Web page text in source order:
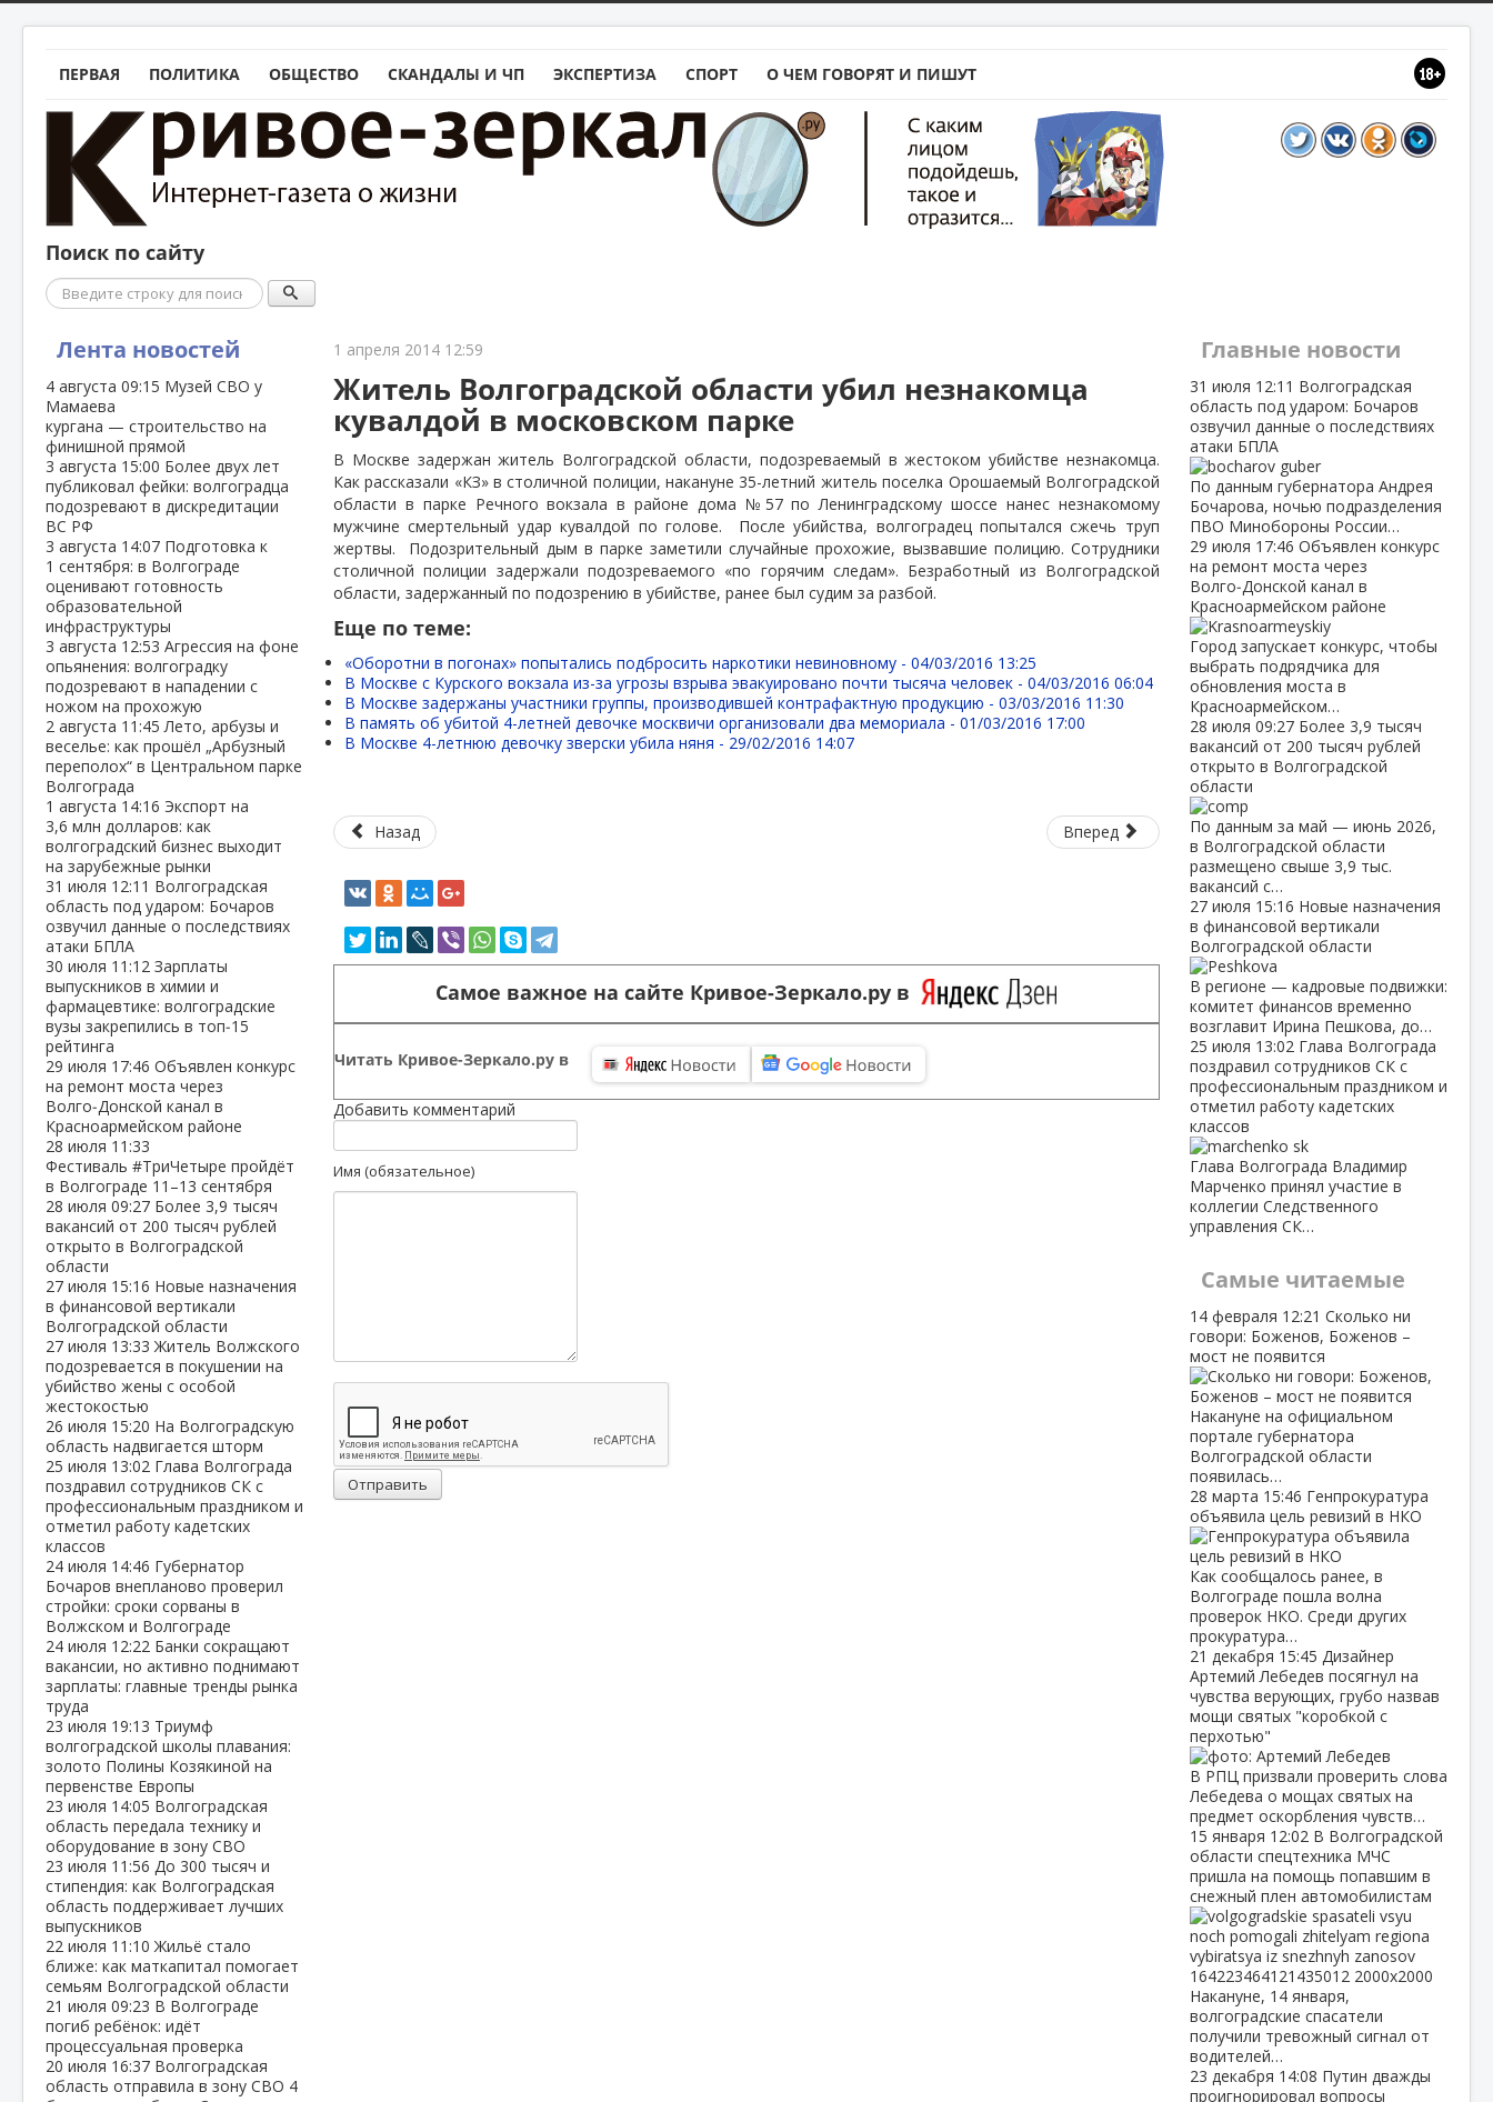
ПЕРВАЯ ПОЛИТИКА ОБЩЕСТВО СКАНДАЛЫ И ЧП ЭКСПЕРТИЗА СПОРТ О ЧЕМ ГОВОРЯТ И ПИШУТ
Поиск по сайту
Поиск
Лента новостей
4 августа 09:15 Музей СВО у
Мамаева
кургана — строительство на
финишной прямой
3 августа 15:00 Более двух лет
публиковал фейки: волгоградца
подозревают в дискредитации
ВС РФ
3 августа 14:07 Подготовка к
1 сентября: в Волгограде
оценивают готовность
образовательной
инфраструктуры
3 августа 12:53 Агрессия на фоне
опьянения: волгоградку
подозревают в нападении с
ножом на прохожую
2 августа 11:45Лето, арбузы и
веселье: как прошёл „Арбузный
переполох“ в Центральном парке
Волгограда
1 августа 14:16 Экспорт на
3,6 млн долларов: как
волгоградский бизнес выходит
на зарубежные рынки
31 июля 12:11 Волгоградская
область под ударом: Бочаров
озвучил данные о последствиях
атаки БПЛА
30 июля 11:12 Зарплаты
выпускников в химии и
фармацевтике: волгоградские
вузы закрепились в топ‑15
рейтинга
29 июля 17:46 Объявлен конкурс
на ремонт моста через
Волго‑Донской канал в
Красноармейском районе
28 июля 11:33
Фестиваль #ТриЧетыре пройдёт
в Волгограде 11–13 сентября
28 июля 09:27 Более 3,9 тысяч
вакансий от 200 тысяч рублей
открыто в Волгоградской
области
27 июля 15:16 Новые назначения
в финансовой вертикали
Волгоградской области
27 июля 13:33Житель Волжского
подозревается в покушении на
убийство жены с особой
жестокостью
26 июля 15:20 На Волгоградскую
область надвигается шторм
25 июля 13:02 Глава Волгограда
поздравил сотрудников СК с
профессиональным праздником и
отметил работу кадетских
классов
24 июля 14:46 Губернатор
Бочаров внепланово проверил
стройки: сроки сорваны в
Волжском и Волгограде
24 июля 12:22 Банки сокращают
вакансии, но активно поднимают
зарплаты: главные тренды рынка
труда
23 июля 19:13 Триумф
волгоградской школы плавания:
золото Полины Козякиной на
первенстве Европы
23 июля 14:05 Волгоградская
область передала технику и
оборудование в зону СВО
23 июля 11:56 До 300 тысяч и
стипендия: как Волгоградская
область поддерживает лучших
выпускников
22 июля 11:10Жильё стало
ближе: как маткапитал помогает
семьям Волгоградской области
21 июля 09:23 В Волгограде
погиб ребёнок: идёт
процессуальная проверка
20 июля 16:37 Волгоградская
область отправила в зону СВО 4
1 апреля 2014 12:59
Житель Волгоградской области убил незнакомца
кувалдой в московском парке
В Москве задержан житель Волгоградской области, подозреваемый в жестоком убийстве незнакомца.
Как рассказали «КЗ» в столичной полиции, накануне 35-летний житель поселка Орошаемый Волгоградской
области в парке Речного вокзала в районе дома №57 по Ленинградскому шоссе нанес незнакомому
мужчине смертельный удар кувалдой по голове.
После убийства, волгоградец попытался сжечь труп
жертвы.
Подозрительный дым в парке заметили случайные прохожие, вызвавшие полицию. Сотрудники
столичной полиции задержали подозреваемого «по горячим следам». Безработный из Волгоградской
области, задержанный по подозрению в убийстве, ранее был судим за разбой.
Еще по теме:
«Оборотни в погонах» попытались подбросить наркотики невиновному -04/03/2016 13:25
В Москве с Курского вокзала из-за угрозы взрыва эвакуировано почти тысяча человек -04/03/2016 06:04
В Москве задержаны участники группы, производившей контрафактную продукцию -03/03/2016 11:30
В память об убитой 4-летней девочке москвичи организовали два мемориала -01/03/2016 17:00
В Москве 4-летнюю девочку зверски убила няня - 29/02/2016 14:07
Назад Вперед
Самое важное на сайте Кривое-Зеркало.ру в
Читать Кривое-Зеркало.ру в
Добавить комментарий
Имя (обязательное)
Отправить
Главные новости
31 июля 12:11 Волгоградская
область под ударом: Бочаров
озвучил данные о последствиях
атаки БПЛА
По данным губернатора Андрея
Бочарова, ночью подразделения
ПВО Минобороны России…
29 июля 17:46 Объявлен конкурс
на ремонт моста через
Волго‑Донской канал в
Красноармейском районе
Город запускает конкурс, чтобы
выбрать подрядчика для
обновления моста в
Красноармейском…
28 июля 09:27 Более 3,9 тысяч
вакансий от 200 тысяч рублей
открыто в Волгоградской
области
По данным за май — июнь 2026,
в Волгоградской области
размещено свыше 3,9 тыс.
вакансий с…
27 июля 15:16 Новые назначения
в финансовой вертикали
Волгоградской области
В регионе — кадровые подвижки:
комитет финансов временно
возглавит Ирина Пешкова, до…
25 июля 13:02 Глава Волгограда
поздравил сотрудников СК с
профессиональным праздником и
отметил работу кадетских
классов
Глава Волгограда Владимир
Марченко принял участие в
коллегии Следственного
управления СК…
Самые читаемые
14 февраля 12:21 Сколько ни
говори: Боженов, Боженов –
мост не появится
Накануне на официальном
портале губернатора
Волгоградской области
появилась…
28 марта 15:46 Генпрокуратура
объявила цель ревизий в НКО
Как сообщалось ранее, в
Волгограде пошла волна
проверок НКО. Среди других
прокуратура…
21 декабря 15:45 Дизайнер
Артемий Лебедев посягнул на
чувства верующих, грубо назвав
мощи святых "коробкой с
перхотью"
В РПЦ призвали проверить слова
Лебедева о мощах святых на
предмет оскорбления чувств…
15 января 12:02 В Волгоградской
области спецтехника МЧС
пришла на помощь попавшим в
снежный плен автомобилистам
Накануне, 14 января,
волгоградские спасатели
получили тревожный сигнал от
водителей…
23 декабря 14:08 Путин дважды
проигнорировал вопросы